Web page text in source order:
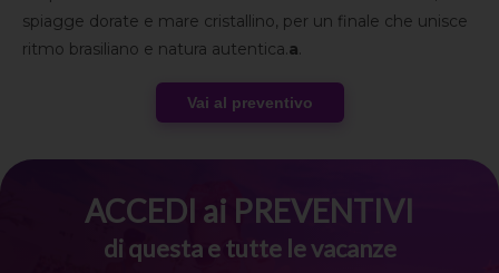
Rioall’esplorazione dellaForesta di Tijucae altour in
jeep nel quartiere diSanta Teresa.
spiagge dorate e mare cristallino, per un finale che unisce
ritmo brasiliano e natura autentica.
Vai al preventivo
ACCEDI ai PREVENTIVI
di questa e tutte le vacanze